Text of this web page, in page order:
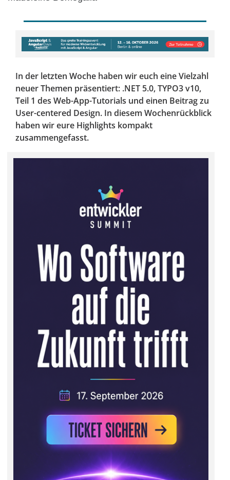
In der letzten Woche haben wir euch eine Vielzahl
neuer Themen präsentiert: .NET 5.0, TYPO3 v10,
Teil 1 des Web-App-Tutorials und einen Beitrag zu
User-centered Design. In diesem Wochenrückblick
haben wir eure Highlights kompakt
zusammengefasst.